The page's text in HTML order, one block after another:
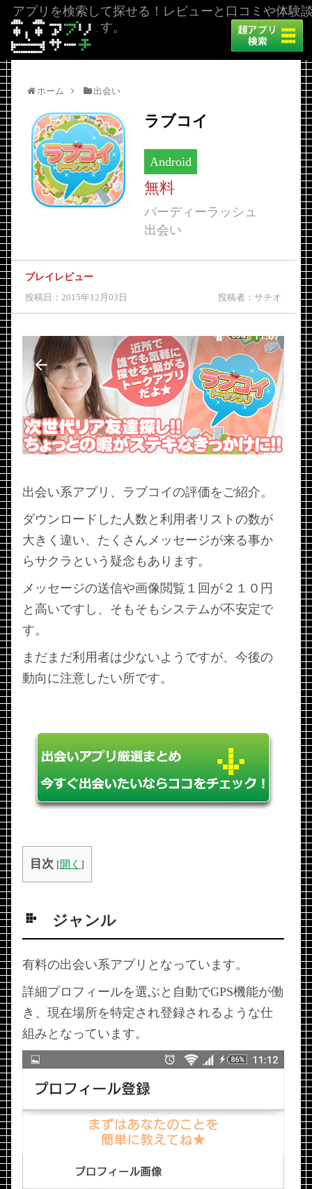
アプリを検索して探せる！レビューと口コミや体験
を掲載しています。
ホーム 出会い
ラブコイ
Android
無料
バーディーラッシュ
出会い
プレイレビュー
投稿日：2015年12月03日 投稿者：サチオ
出会い系アプリ、ラブコイの評価をご紹介。
ダウンロードした人数と利用者リストの数が
大きく違い、たくさんメッセージが来る事か
らサクラという疑念もあります。
メッセージの送信や画像閲覧１回が２１０円
と高いですし、そもそもシステムが不安定で
す。
まだまだ利用者は少ないようですが、今後の
動向に注意したい所です。
目次 [開く ]
ジャンル
有料の出会い系アプリとなっています。
詳細プロフィールを選ぶと自動でGPS機能が働
き、現在場所を特定され登録されるような仕
組みとなっています。